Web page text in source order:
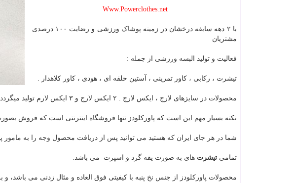
Www.Powerclothes.net
با ۲ دهه سابقه درخشان در زمینه پوشاک ورزشی و رضایت ۱۰۰ درصدی
مشتریان
فعالیت و تولید البسه ورزشی از جمله :
تیشرت ، رکابی ، کاور تمرینی ، آستین حلقه ای ، هودی ، کاور کلاهدار .
محصولات در سایزهای لارج ، ایکس لارج . ۲ ایکس لارج و ۳ ایکس لارم تولید میگردد.
نکته بسیار مهم این است که پاورکلودز تنها فروشگاه اینترنتی است که فروش
شما در هر جای ایران که هستید می توانید پس از دریافت محصول وجه را به مامور
تمامی تیشرت های به صورت یقه گرد و اسپرت می باشد.
محصولات پاورکلودز از جنس نخ پنبه با کیفیتی فوق العاده و مثال زدنی می باشد،